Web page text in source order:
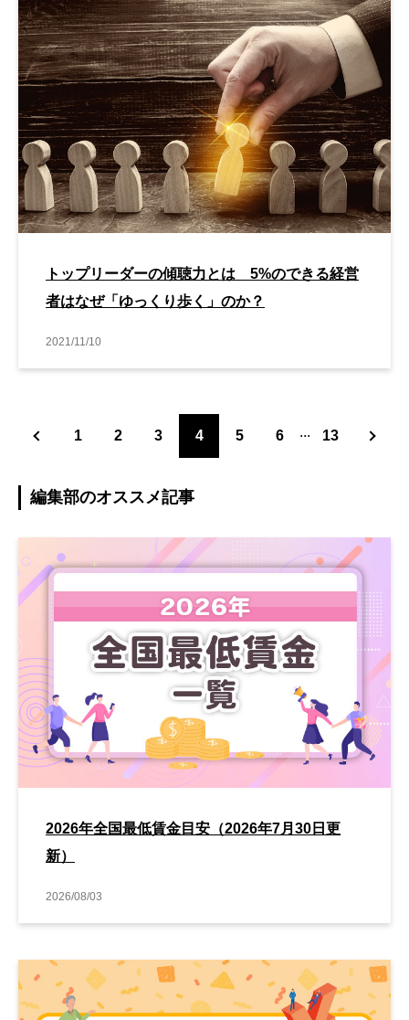
トップリーダーの傾聴力とは 5%のできる経営
者はなぜ「ゆっくり歩く」のか？
2021/11/10
1 2 3 4 5 6 ... 13
編集部のオススメ記事
2026年全国最低賃金目安（2026年7月30日更
新）
2026/08/03